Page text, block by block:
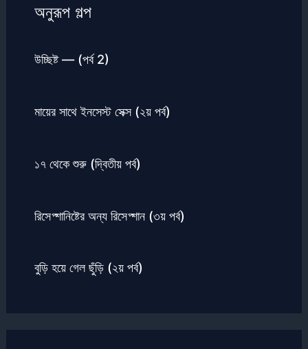
অনুরূপ গল্প
উচ্ছিষ্ট — (পর্ব 2)
মায়ের সাথে ইনসেস্ট সেক্স (২য় পর্ব)
১৭ থেকে শুরু (দ্বিতীয় পর্ব)
রিসেপ্শানিষ্টের অন্য রিসেপ্শান (৩য় পর্ব)
বুড়ি হয়ে গেল ছুঁড়ি (২য় পর্ব)